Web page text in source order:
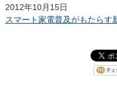
2012年10月15日
スマート家電普及がもたらす